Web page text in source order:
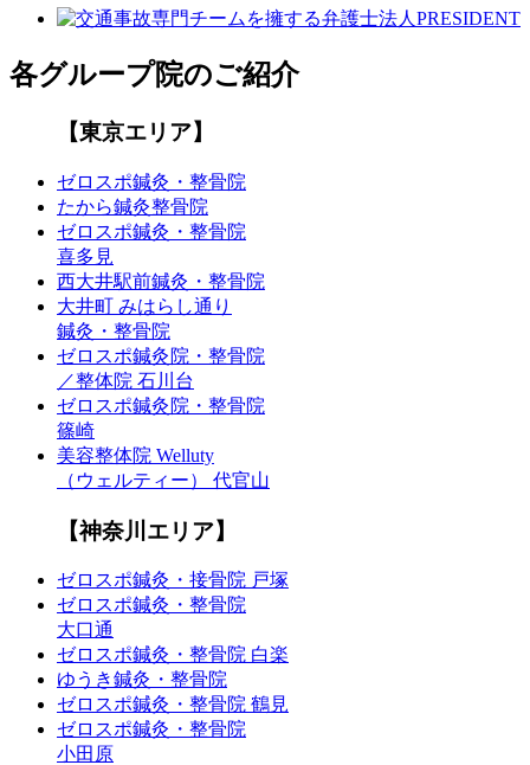
各グループ院のご紹介
【東京エリア】
ゼロスポ鍼灸・整骨院
たから鍼灸整骨院
ゼロスポ鍼灸・整骨院
喜多見
西大井駅前鍼灸・整骨院
大井町 みはらし通り
鍼灸・整骨院
ゼロスポ鍼灸院・整骨院
／整体院 石川台
ゼロスポ鍼灸院・整骨院
篠崎
美容整体院 Welluty
（ウェルティー） 代官山
【神奈川エリア】
ゼロスポ鍼灸・接骨院 戸塚
ゼロスポ鍼灸・整骨院
大口通
ゼロスポ鍼灸・整骨院 白楽
ゆうき鍼灸・整骨院
ゼロスポ鍼灸・整骨院 鶴見
ゼロスポ鍼灸・整骨院
小田原